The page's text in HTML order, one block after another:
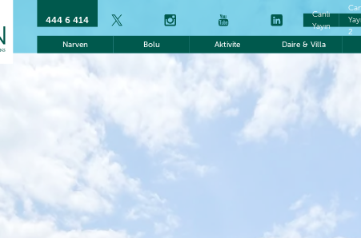
444 6 414
Canlı
Yayın
2
Narven Bolu Aktivite Daire & Villa